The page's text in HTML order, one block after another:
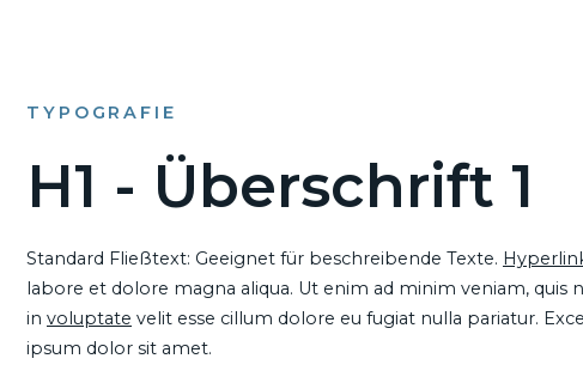
TYPOGRAFIE
H1 - Überschrift 1
Standard Fließtext: Geeignet für beschreibende Texte.
labore et dolore magna aliqua. Ut enim ad minim veniam,
in voluptate velit esse cillum dolore eu fugiat nulla pariatur.
ipsum dolor sit amet.